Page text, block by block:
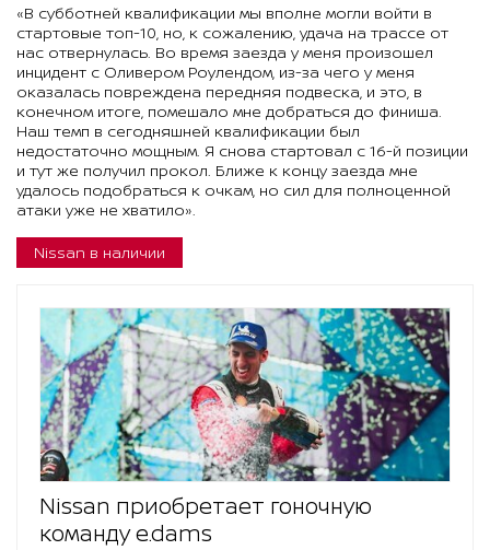
«В субботней квалификации мы вполне могли войти в
стартовые топ-10, но, к сожалению, удача на трассе от
нас отвернулась. Во время заезда у меня произошел
инцидент с Оливером Роулендом, из-за чего у меня
оказалась повреждена передняя подвеска, и это, в
конечном итоге, помешало мне добраться до финиша.
Наш темп в сегодняшней квалификации был
недостаточно мощным. Я снова стартовал с 16-й позиции
и тут же получил прокол. Ближе к концу заезда мне
удалось подобраться к очкам, но сил для полноценной
атаки уже не хватило».
Nissan в наличии
Nissan приобретает гоночную
команду e.dams